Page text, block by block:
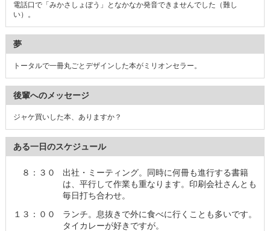
電話口で「みかさしょぼう」となかなか発音できませんでした（難し
い）。
夢
トータルで一冊丸ごとデザインした本がミリオンセラー。
後輩へのメッセージ
ジャケ買いした本、ありますか？
ある一日のスケジュール
８：３０
出社・ミーティング。同時に何冊も進行する書籍
は、平行して作業も重なります。印刷会社さんとも
毎日打ち合わせ。
１３：００
ランチ。息抜きで外に食べに行くことも多いです。
タイカレーが好きですが。